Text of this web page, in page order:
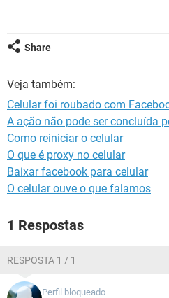
Share
Veja também:
Celular foi roubado com
A ação não pode ser concluída
Como reiniciar o celular
O que é proxy no celular
Baixar facebook para celular
O celular ouve o que falamos
1 Respostas
RESPOSTA 1 / 1
Perfil bloqueado